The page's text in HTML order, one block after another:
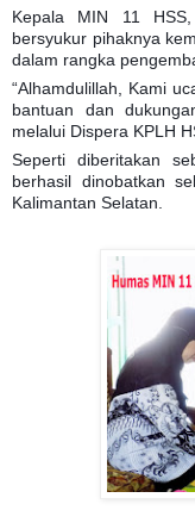
Kepala MIN 11
bersyukur pihaknya
dalam rangka
“Alhamdulillah, Kami
bantuan dan
melalui Dispera KPLH
Seperti diberitakan
berhasil dinobatkan
Kalimantan Selatan.